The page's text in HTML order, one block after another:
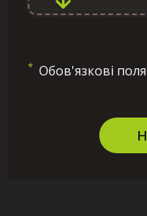
* Обов'язкові поля